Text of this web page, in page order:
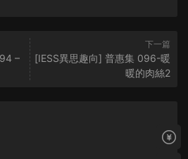
–
下一篇
[IESS異思趣向] 普惠集 096-暖
暖的肉絲2